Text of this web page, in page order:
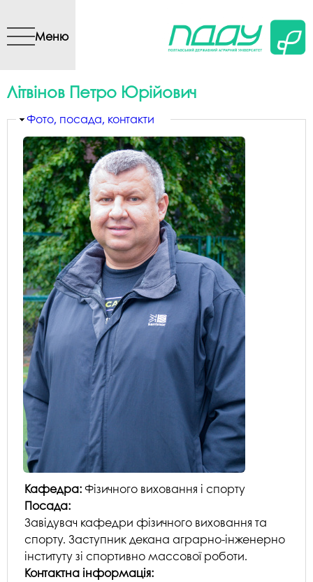
вмісту
Меню
Літвінов Петро Юрійович
ПриховатиФото, посада, контакти
Кафедра:Фізичного виховання і спорту
Посада:
Завідувач кафедри фізичного виховання та
спорту. Заступник декана аграрно-інженерно
інституту зі спортивно массової роботи.
Контактна інформація: